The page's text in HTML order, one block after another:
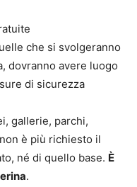
che si svolgeranno
dovranno avere luogo
di sicurezza
gallerie, parchi,
è più richiesto il
né di quello base. È
.